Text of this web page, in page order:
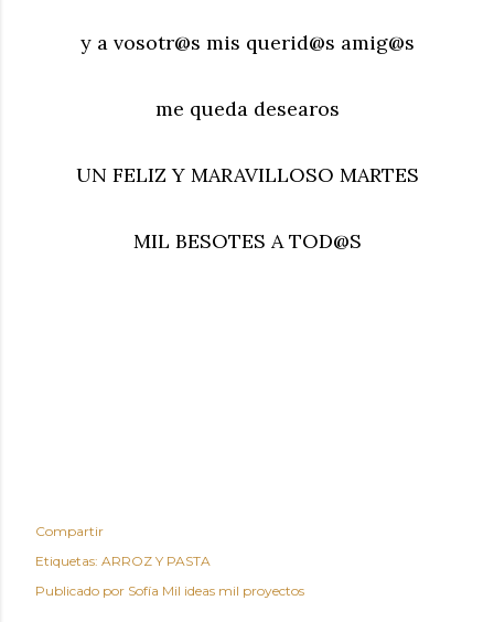
y a vosotr@s mis querid@s amig@s
me queda desearos
UN FELIZ Y MARAVILLOSO MARTES
MIL BESOTES A TOD@S
Compartir
Etiquetas: ARROZ Y PASTA
Publicado por Sofía Mil ideas mil proyectos